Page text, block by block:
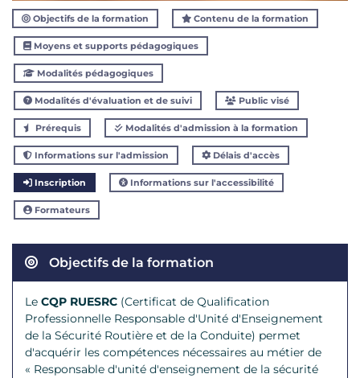
Objectifs de la formation Contenu de la formation
Moyens et supports pédagogiques
Modalités pédagogiques
Modalités d'évaluation et de suivi Public visé
Prérequis Modalités d'admission à la formation
Informations sur l'admission Délais d'accès
Inscription Informations sur l'accessibilité
Formateurs
Objectifs de la formation
Le CQP RUESRC (Certificat de Qualification
Professionnelle Responsable d'Unité d'Enseignement
de la Sécurité Routière et de la Conduite) permet
d'acquérir les compétences nécessaires au métier de
« Responsable d'unité d'enseignement de la sécurité